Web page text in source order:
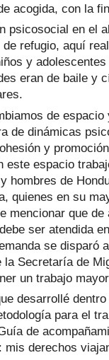
acogida, con la
psicosocial en el
refugio, aquí
y
eran de baile y
de
de dinámicas
y
este espacio
hombres de
quienes en su
mencionar que
ser atendida
se disparó
la Secretaría de
un trabajo
desarrollé
para el
de
mis derechos